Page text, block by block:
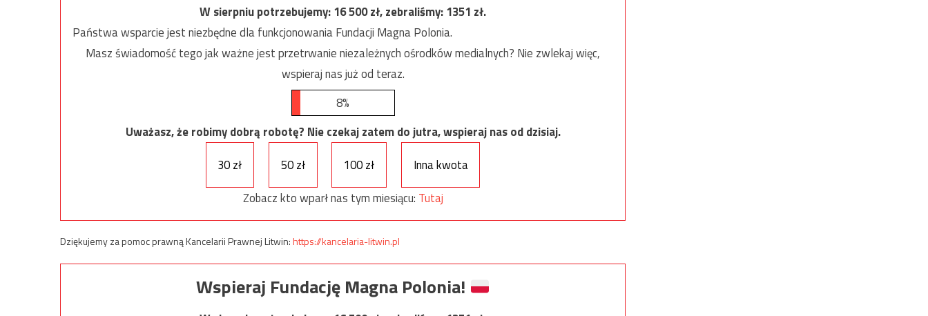
W sierpniu potrzebujemy:16 500zł, zebraliśmy:1351 zł.
Państwa wsparcie jest niezbędne dla funkcjonowania Fundacji Magna Polonia.
Masz świadomość tego jak ważne jest przetrwanie niezależnych ośrodków medialnych? Nie zwlekaj więc,
wspieraj nas już od teraz.
8%
Uważasz, że robimy dobrą robotę? Nie czekaj zatem do jutra, wspieraj nas od dzisiaj.
30 zł
50 zł 100 zł
Inna kwota
Zobacz kto wparł nas tym miesiącu: Tutaj
Dziękujemy za pomoc prawną Kancelarii Prawnej Litwin:https://kancelaria-litwin.pl
Wspieraj Fundację Magna Polonia!